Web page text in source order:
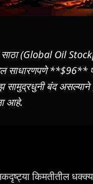
साठा (Global Oil
साधारणपणे **$96**
सामुद्रधुनी बंद
आहे.
किमतीतील